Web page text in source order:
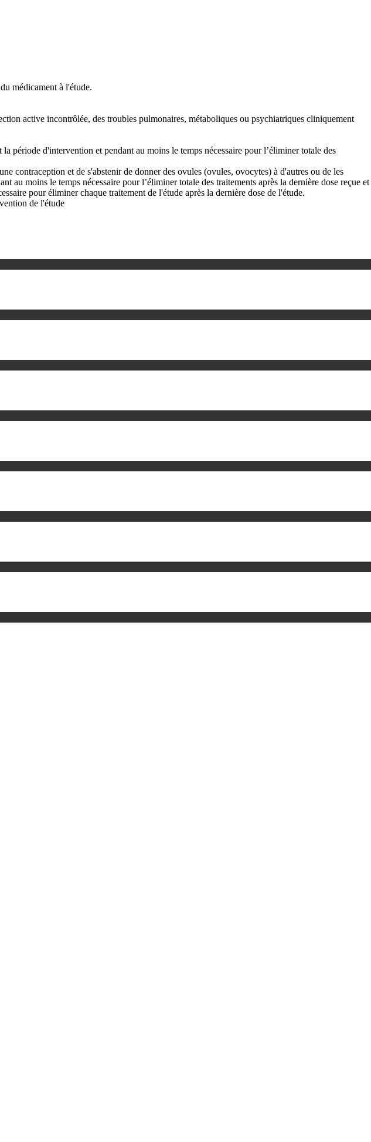
médicament à l'étude.
active incontrôlée, des troubles pulmonaires, métaboliques ou psychiatriques cliniquement
période d'intervention et pendant au moins le temps nécessaire pour l’éliminer totale des
contraception et de s'abstenir de donner des ovules (ovules, ovocytes) à d'autres ou de les
au moins le temps nécessaire pour l’éliminer totale des traitements après la dernière dose reçue et
pour éliminer chaque traitement de l'étude après la dernière dose de l'étude.
de l'étude